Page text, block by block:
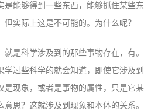
是能够得到一些东西，能够抓住某些东
实际上这是不可能的。为什么呢？
是科学涉及到的那些事物存在，有。
过些科学的就会知道，即使它涉及到
是现象，或者是事物的属性，只是它某
思？这就涉及到现象和本体的关系。